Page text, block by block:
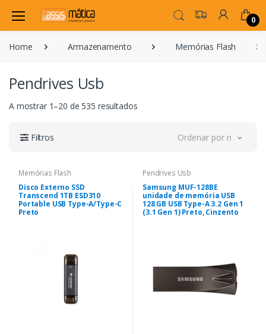
0
Home Armazenamento Memórias Flash
Pendrives Usb
A mostrar 1–20 de 535 resultados
Filtros Ordenar por novidade
Memórias Flash
Disco Externo SSD
Transcend 1TB ESD310
Portable USB Type-A/Type-C
Preto
Pendrives Usb
Samsung MUF-128BE
unidade de memória USB
128 GB USB Type-A 3.2 Gen 1
(3.1 Gen 1) Preto, Cinzento